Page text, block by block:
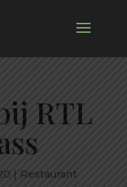
RTL
| Restaurant